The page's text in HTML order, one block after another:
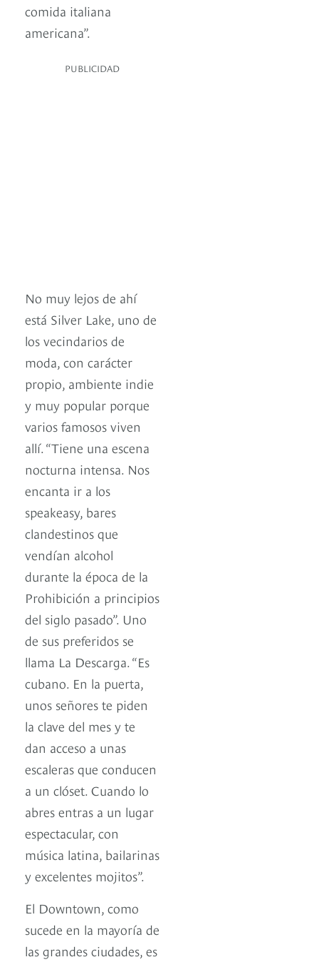
comida italiana
americana”.
PUBLICIDAD
No muy lejos de ahí
está Silver Lake, uno de
los vecindarios de
moda, con carácter
propio, ambiente indie
y muy popular porque
varios famosos viven
allí. “Tiene una escena
nocturna intensa. Nos
encanta ir a los
speakeasy, bares
clandestinos que
vendían alcohol
durante la época de la
Prohibición a principios
del siglo pasado”. Uno
de sus preferidos se
llama La Descarga. “Es
cubano. En la puerta,
unos señores te piden
la clave del mes y te
dan acceso a unas
escaleras que conducen
a un clóset. Cuando lo
abres entras a un lugar
espectacular, con
música latina, bailarinas
y excelentes mojitos”.
El Downtown, como
sucede en la mayoría de
las grandes ciudades, es